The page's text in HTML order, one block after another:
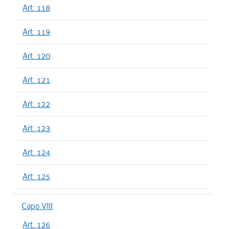
Art. 118
Art. 119
Art. 120
Art. 121
Art. 122
Art. 123
Art. 124
Art. 125
Capo VIII
Art. 126